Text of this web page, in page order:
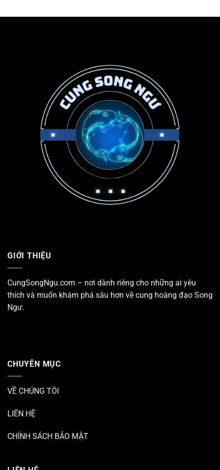
GIỚI THIỆU
CungSongNgu.com – nơi dành riêng cho những ai yêu
thích và muốn khám phá sâu hơn về cung hoàng đạo Song
Ngư.
CHUYÊN MỤC
VỀ CHÚNG TÔI
LIÊN HỆ
CHÍNH SÁCH BẢO MẬT